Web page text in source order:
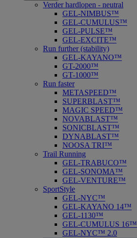
Verder hardlopen - neutral
GEL-NIMBUS™
GEL-CUMULUS™
GEL-PULSE™
GEL-EXCITE™
Run further (stability)
GEL-KAYANO™
GT-2000™
GT-1000™
Run faster
METASPEED™
SUPERBLAST™
MAGIC SPEED™
NOVABLAST™
SONICBLAST™
DYNABLAST™
NOOSA TRI™
Trail Running
GEL-TRABUCO™
GEL-SONOMA™
GEL-VENTURE™
SportStyle
GEL-NYC™
GEL-KAYANO 14™
GEL-1130™
GEL-CUMULUS 16™
GEL-NYC™ 2.0